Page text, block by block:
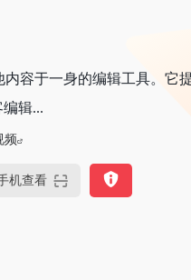
内容于一身的编辑工具。
辑...
频
机查看